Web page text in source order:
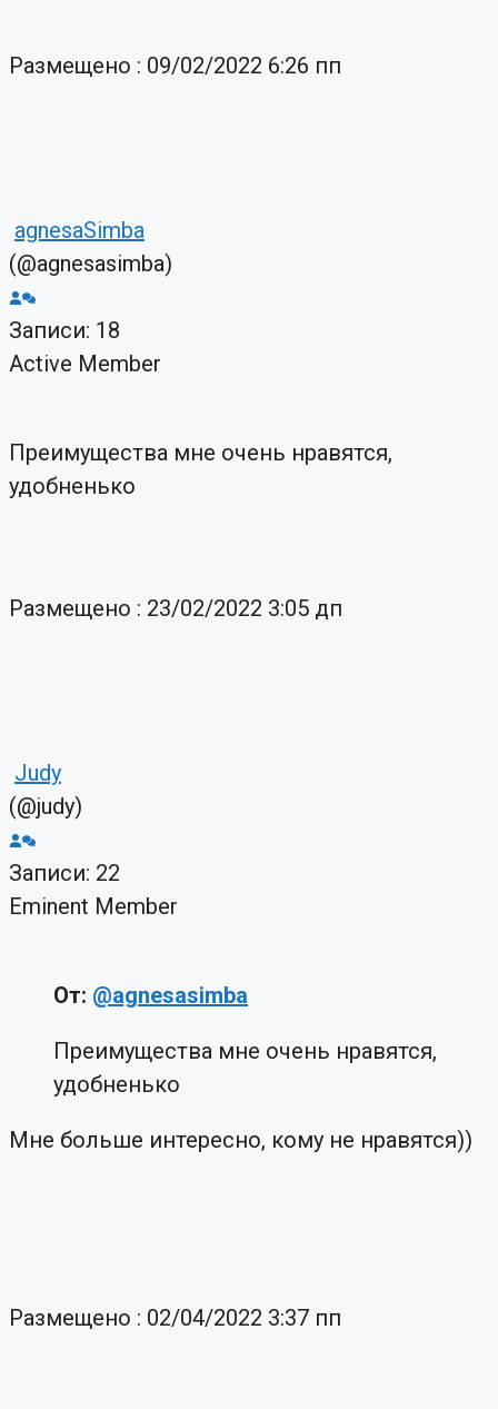
Размещено : 09/02/2022 6:26 пп
agnesaSimba
(@agnesasimba)
Записи: 18
Active Member
Преимущества мне очень нравятся,
удобненько
Размещено : 23/02/2022 3:05 дп
Judy
(@judy)
Записи: 22
Eminent Member
От: @agnesasimba
Преимущества мне очень нравятся,
удобненько
Мне больше интересно, кому не нравятся))
Размещено : 02/04/2022 3:37 пп